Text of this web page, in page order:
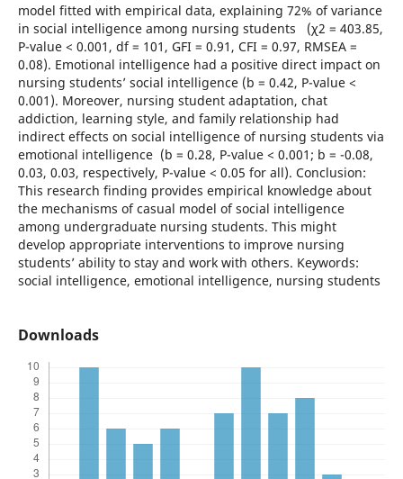
model fitted with empirical data, explaining 72% of variance
in social intelligence among nursing students (χ2 = 403.85,
P-value < 0.001, df = 101, GFI = 0.91, CFI = 0.97, RMSEA =
0.08). Emotional intelligence had a positive direct impact on
nursing students’ social intelligence (b = 0.42, P-value <
0.001). Moreover, nursing student adaptation, chat
addiction, learning style, and family relationship had
indirect effects on social intelligence of nursing students via
emotional intelligence (b = 0.28, P-value < 0.001; b = -0.08,
0.03, 0.03, respectively, P-value < 0.05 for all). Conclusion:
This research finding provides empirical knowledge about
the mechanisms of casual model of social intelligence
among undergraduate nursing students. This might
develop appropriate interventions to improve nursing
students’ ability to stay and work with others. Keywords:
social intelligence, emotional intelligence, nursing students
Downloads